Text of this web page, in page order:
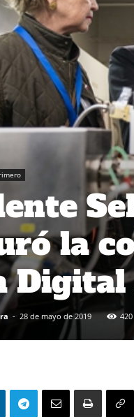
la
- 28 de mayo de 2019 420